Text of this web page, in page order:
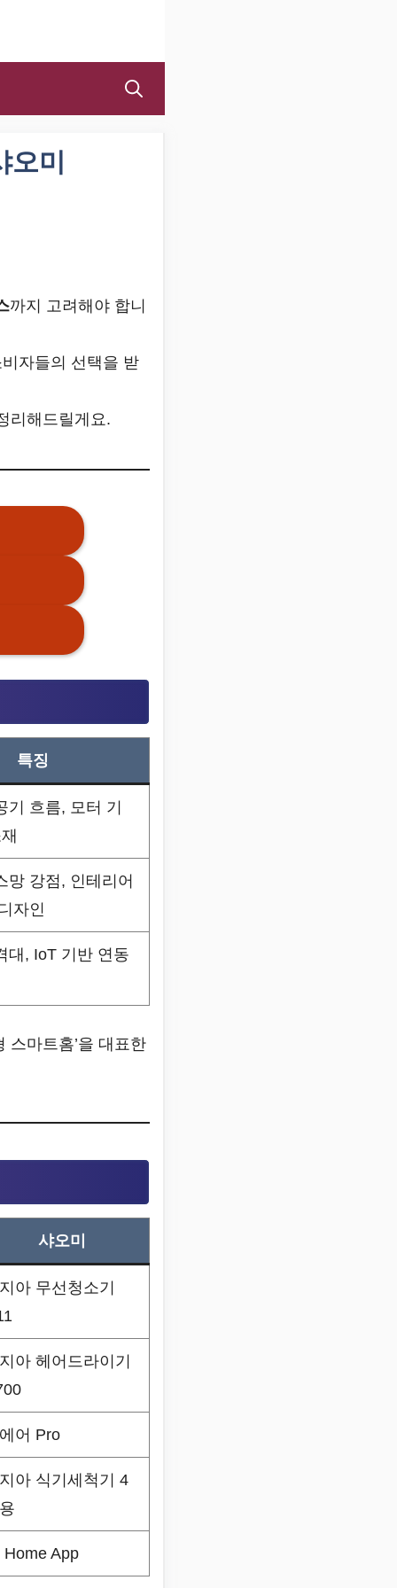
미
까지 고려해야 합니
자들의 선택을 받
리해드릴게요.
특징
기 흐름, 모터 기
망 강점, 인테리어
자인
대, IoT 기반 연동
스마트홈’을 대표한
샤오미
아 무선청소기
아 헤어드라이기
어 Pro
아 식기세척기 4
Home App